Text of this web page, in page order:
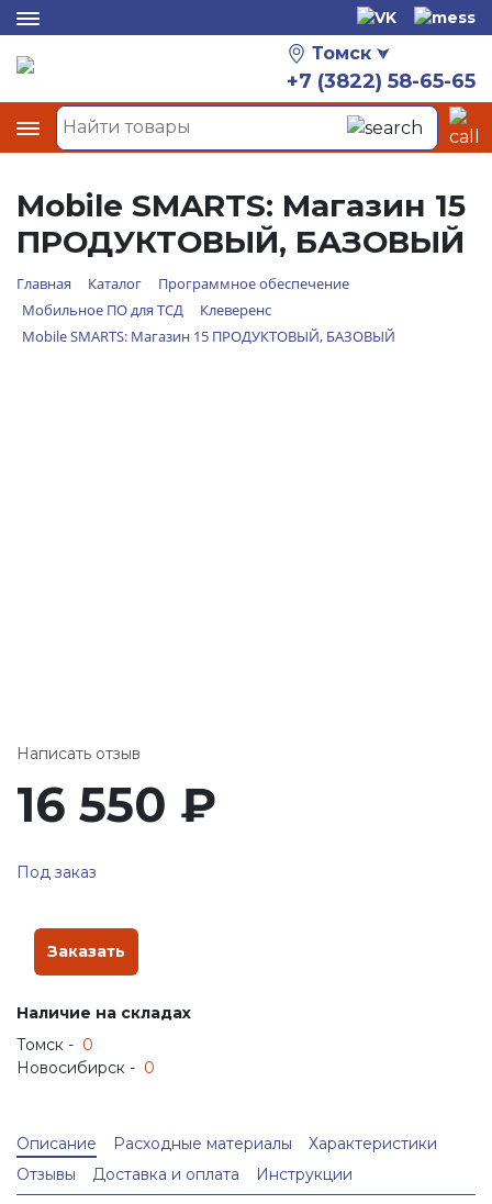
Томск
+7 (3822) 58-65-65
Mobile SMARTS: Магазин 15
ПРОДУКТОВЫЙ, БАЗОВЫЙ
Главная Каталог
Программное обеспечение
Мобильное ПО для ТСД
Клеверенс
Mobile SMARTS: Магазин 15 ПРОДУКТОВЫЙ, БАЗОВЫЙ
Написать отзыв
16 550 ₽
Под заказ
Заказать
Наличие на складах
Томск - 0
Новосибирск - 0
Описание Расходные материалы
Характеристики
Отзывы
Доставка и оплата Инструкции